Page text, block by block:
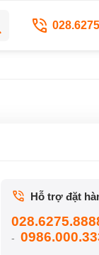
Hỗ trợ đặt
-